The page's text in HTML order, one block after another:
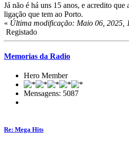
Já não é há uns 15 anos, e acredito
ligação que tem ao Porto.
« Última modificação: Maio 06, 2025,
Registado
Memorias da Radio
Hero Member
Mensagens: 5087
Re: Mega Hits